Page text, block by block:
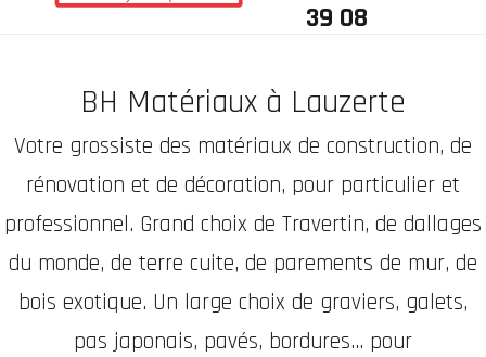
39 08
BH Matériaux à Lauzerte
Votre grossiste des matériaux de construction, de
rénovation et de décoration, pour particulier et
professionnel. Grand choix de Travertin, de dallages
du monde, de terre cuite, de parements de mur, de
bois exotique. Un large choix de graviers, galets,
pas japonais, pavés, bordures... pour